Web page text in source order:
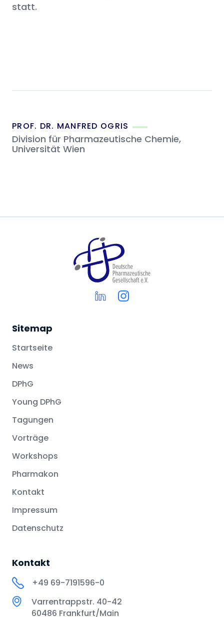
statt.
PROF. DR. MANFRED OGRIS
Division für Pharmazeutische Chemie,
Universität Wien
Sitemap
Startseite
News
DPhG
Young DPhG
Tagungen
Vorträge
Workshops
Pharmakon
Kontakt
Impressum
Datenschutz
Kontakt
+49 69-7191596-0
Varrentrappstr. 40-42
60486 Frankfurt/Main